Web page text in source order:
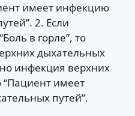
имеет инфекцию
2. Если
в горле”, то
дыхательных
инфекция верхних
“Пациент имеет
путей”.